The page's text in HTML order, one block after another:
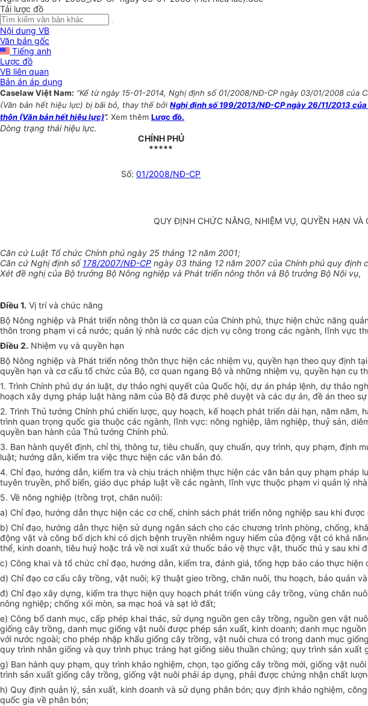
Tải lược đồ
Nội dung VB
Văn bản gốc
Tiếng anh
Lược đồ
VB liên quan
Bản án áp dụng
Caselaw Việt Nam: “Kể từ ngày 15-01-2014, Nghị định số 01/2008/NĐ-CP ngày 03/01/2008
(Văn bản hết hiệu lực) bị bãi bỏ, thay thế bởi Nghị định số 199/2013/NĐ-CP ngày 26/11/2013
thôn (Văn bản hết hiệu lực)”. Xem thêm Lược đồ.
Dòng trạng thái hiệu lực.
CHÍNH PHỦ
*****
Số:01/2008/NĐ-CP
QUY ĐỊNH CHỨC NĂNG, NHIỆM VỤ, QUYỀN HẠN
Căn cứ Luật Tổ chức Chính phủ ngày 25 tháng 12 năm 2001;
Căn cứ Nghị định số178/2007/NĐ-CP ngày 03 tháng 12 năm 2007 của Chính phủ quy định
Xét đề nghị của Bộ trưởng Bộ Nông nghiệp và Phát triển nông thôn và Bộ trưởng Bộ Nội vụ,
Điều 1. Vị trí và chức năng
Bộ Nông nghiệp và Phát triển nông thôn là cơ quan của Chính phủ, thực hiện chức năng
thôn trong phạm vi cả nước; quản lý nhà nước các dịch vụ công trong các ngành, lĩnh vực
Điều 2. Nhiệm vụ và quyền hạn
Bộ Nông nghiệp và Phát triển nông thôn thực hiện các nhiệm vụ, quyền hạn theo quy định
quyền hạn và cơ cấu tổ chức của Bộ, cơ quan ngang Bộ và những nhiệm vụ, quyền hạn cụ
1. Trình Chính phủ dự án luật, dự thảo nghị quyết của Quốc hội, dự án pháp lệnh, dự thảo
hoạch xây dựng pháp luật hàng năm của Bộ đã được phê duyệt và các dự án, đề án theo
2. Trình Thủ tướng Chính phủ chiến lược, quy hoạch, kế hoạch phát triển dài hạn, năm
trình quan trọng quốc gia thuộc các ngành, lĩnh vực: nông nghiệp, lâm nghiệp, thuỷ sản,
quyền ban hành của Thủ tướng Chính phủ.
3. Ban hành quyết định, chỉ thị, thông tư, tiêu chuẩn, quy chuẩn, quy trình, quy phạm,
luật; hướng dẫn, kiểm tra việc thực hiện các văn bản đó.
4. Chỉ đạo, hướng dẫn, kiểm tra và chịu trách nhiệm thực hiện các văn bản quy phạm
tuyên truyền, phổ biến, giáo dục pháp luật về các ngành, lĩnh vực thuộc phạm vi quản lý
5. Về nông nghiệp (trồng trọt, chăn nuôi):
a) Chỉ đạo, hướng dẫn thực hiện các cơ chế, chính sách phát triển nông nghiệp sau khi
b) Chỉ đạo, hướng dẫn thực hiện sử dụng ngân sách cho các chương trình phòng, chống,
động vật và công bố dịch khi có dịch bệnh truyền nhiễm nguy hiểm của động vật có khả
thể, kinh doanh, tiêu huỷ hoặc trả về nơi xuất xứ thuốc bảo vệ thực vật, thuốc thú y sau khi
c) Công khai và tổ chức chỉ đạo, hướng dẫn, kiểm tra, đánh giá, tổng hợp báo cáo thực
d) Chỉ đạo cơ cấu cây trồng, vật nuôi; kỹ thuật gieo trồng, chăn nuôi, thu hoạch, bảo quản
đ) Chỉ đạo xây dựng, kiểm tra thực hiện quy hoạch phát triển vùng cây trồng, vùng chăn
nông nghiệp; chống xói mòn, sa mạc hoá và sạt lở đất;
e) Công bố danh mục, cấp phép khai thác, sử dụng nguồn gen cây trồng, nguồn gen vật
giống cây trồng, danh mục giống vật nuôi được phép sản xuất, kinh doanh; danh mục
với nước ngoài; cho phép nhập khẩu giống cây trồng, vật nuôi chưa có trong danh mục
quy trình nhân giống và quy trình phục tráng hạt giống siêu thuần chủng; quy trình sản
g) Ban hành quy phạm, quy trình khảo nghiệm, chọn, tạo giống cây trồng mới, giống vật
trình sản xuất giống cây trồng, giống vật nuôi phải áp dụng, phải được chứng nhận chất
h) Quy định quản lý, sản xuất, kinh doanh và sử dụng phân bón; quy định khảo nghiệm,
quốc gia về phân bón;